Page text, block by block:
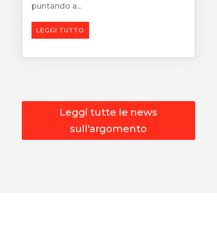
puntando a...
LEGGI TUTTO
Leggi tutte le news
sull'argomento